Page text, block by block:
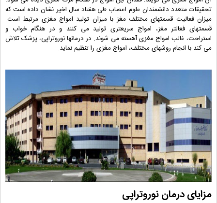
تحقیقات متعدد دانشمندان علوم اعصاب طی هفتاد سال اخیر نشان داده است که
میزان فعالیت قسمتهای مختلف مغز با میزان تولید امواج مغزی مرتبط است.
قسمتهای فعالتر مغز، امواج سریعتری تولید می کنند و در هنگام خواب و
استراحت، غالب امواج مغزی آهسته می شوند. در درمانها نوروتراپی، پزشک تلاش
می کند با انجام روشهای مختلف، امواج مغزی را تنظیم نماید.
مزایای درمان نوروتراپی